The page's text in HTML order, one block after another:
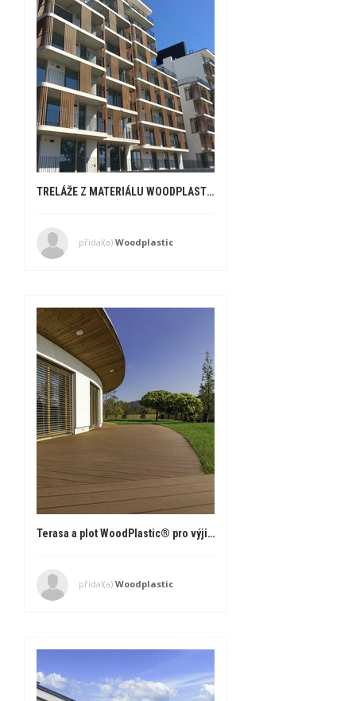
TRELÁŽE Z MATERIÁLU WOODPLASTIC® ZDOBÍ REZIDENČNÍ OBJEKT V BRATISLAVĚ
přidal(a) Woodplastic
Terasa a plot WoodPlastic® pro výjimečný dům v Brně
přidal(a) Woodplastic